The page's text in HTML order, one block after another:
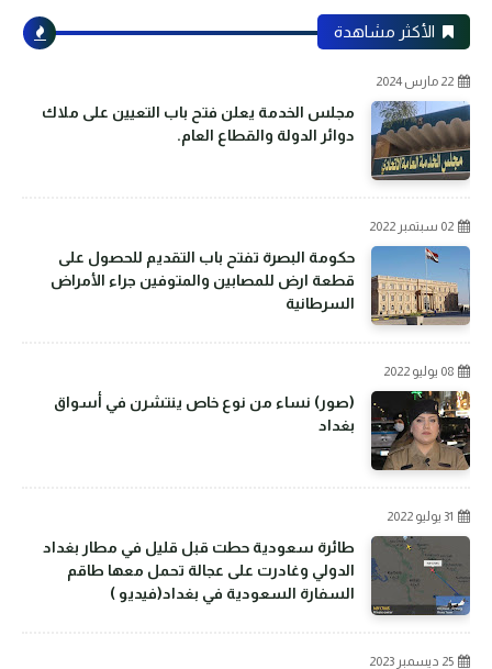
الأكثر مشاهدة
22 مارس 2024
مجلس الخدمة يعلن فتح باب التعيين على ملاك
دوائر الدولة والقطاع العام.
02 سبتمبر 2022
حكومة البصرة تفتح باب التقديم للحصول على
قطعة ارض للمصابين والمتوفين جراء الأمراض
السرطانية
08 يوليو 2022
(صور) نساء من نوع خاص ينتشرن في أسواق
بغداد
31 يوليو 2022
طائرة سعودية حطت قبل قليل في مطار بغداد
الدولي وغادرت على عجالة تحمل معها طاقم
السفارة السعودية في بغداد(فيديو )
25 ديسمبر 2023